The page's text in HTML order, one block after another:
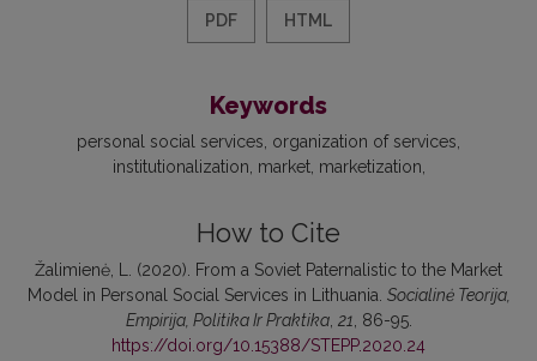
PDF HTML
Keywords
personal social services organization of services
institutionalization market marketization
How to Cite
Žalimienė, L. (2020). From a Soviet Paternalistic to the Market
Model in Personal Social Services in Lithuania. Socialinė Teorija,
Empirija, Politika Ir Praktika, 21 , 86-95.
https://doi.org/10.15388/STEPP.2020.24